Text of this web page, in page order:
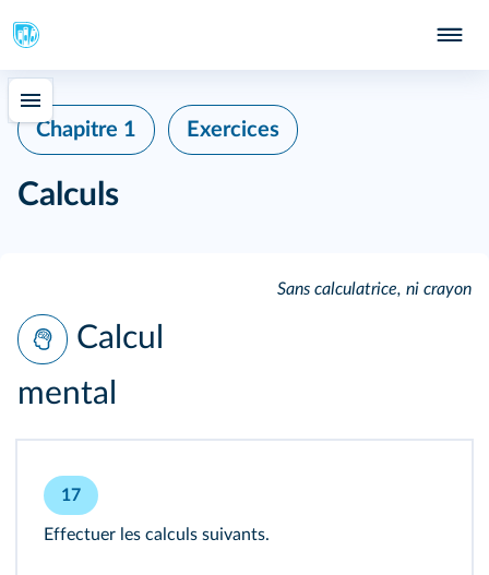
Chapitre 1 Exercices
Calculs
Calcul
mental
Sans calculatrice, ni crayon
17
Effectuer les calculs suivants.